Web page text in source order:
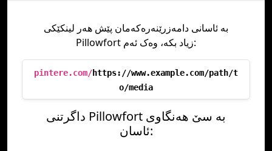
بە ئاسانی دامەزرێنەرەکەمان پێش هەر لینکێکی
Pillowfort زیاد بکە، وەک ئەم:
pintere.com/https://www.example.com/path/t
o/media
داگرتنی Pillowfort بە سێ هەنگاوی
ئاسان: